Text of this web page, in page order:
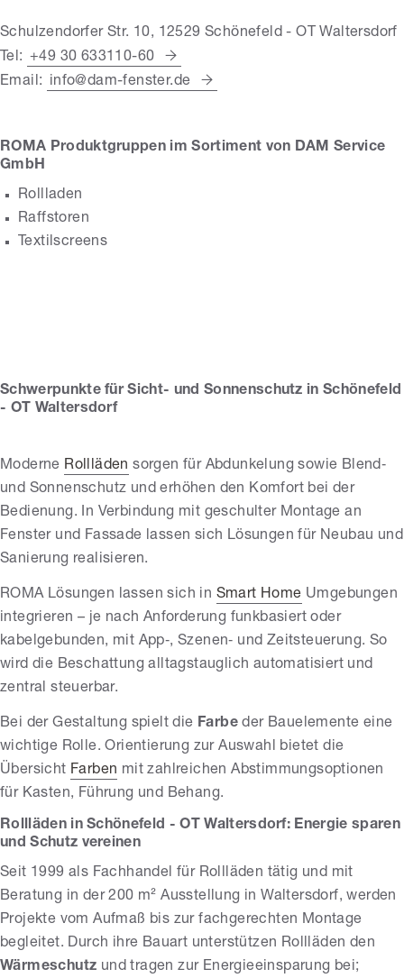
Schulzendorfer Str. 10, 12529 Schönefeld - OT Waltersdorf
Tel: +49 30 633110-60
Email:
info@dam-fenster.de
ROMA Produktgruppen im Sortiment von DAM Service
GmbH
Rollladen
Raffstoren
Textilscreens
Schwerpunkte für Sicht- und Sonnenschutz in Schönefeld
- OT Waltersdorf
Moderne Rollläden sorgen für Abdunkelung sowie Blend‑
und Sonnenschutz und erhöhen den Komfort bei der
Bedienung. In Verbindung mit geschulter Montage an
Fenster und Fassade lassen sich Lösungen für Neubau und
Sanierung realisieren.
ROMA Lösungen lassen sich in Smart Home Umgebungen
integrieren – je nach Anforderung funkbasiert oder
kabelgebunden, mit App‑, Szenen‑ und Zeitsteuerung. So
wird die Beschattung alltagstauglich automatisiert und
zentral steuerbar.
Bei der Gestaltung spielt die Farbe der Bauelemente eine
wichtige Rolle. Orientierung zur Auswahl bietet die
Übersicht Farben mit zahlreichen Abstimmungsoptionen
für Kasten, Führung und Behang.
Rollläden in Schönefeld - OT Waltersdorf: Energie sparen
und Schutz vereinen
Seit 1999 als Fachhandel für Rollläden tätig und mit
Beratung in der 200 m² Ausstellung in Waltersdorf, werden
Projekte vom Aufmaß bis zur fachgerechten Montage
begleitet. Durch ihre Bauart unterstützen Rollläden den
Wärmeschutz und tragen zur Energieeinsparung bei;